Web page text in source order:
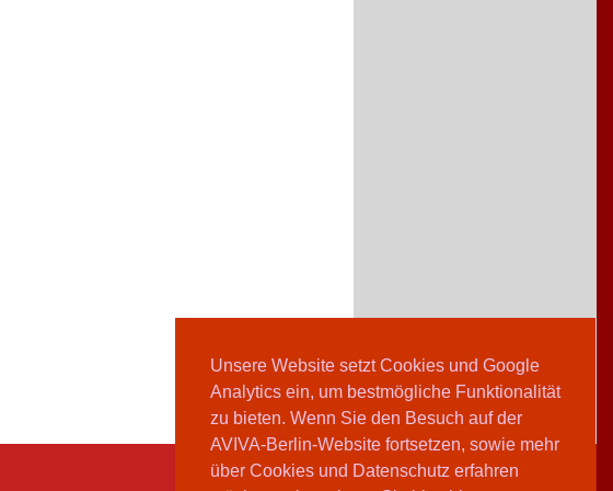
Unsere Website setzt Cookies und Google
Analytics ein, um bestmögliche Funktionalität
zu bieten. Wenn Sie den Besuch auf der
AVIVA-Berlin-Website fortsetzen, sowie mehr
über Cookies und Datenschutz erfahren